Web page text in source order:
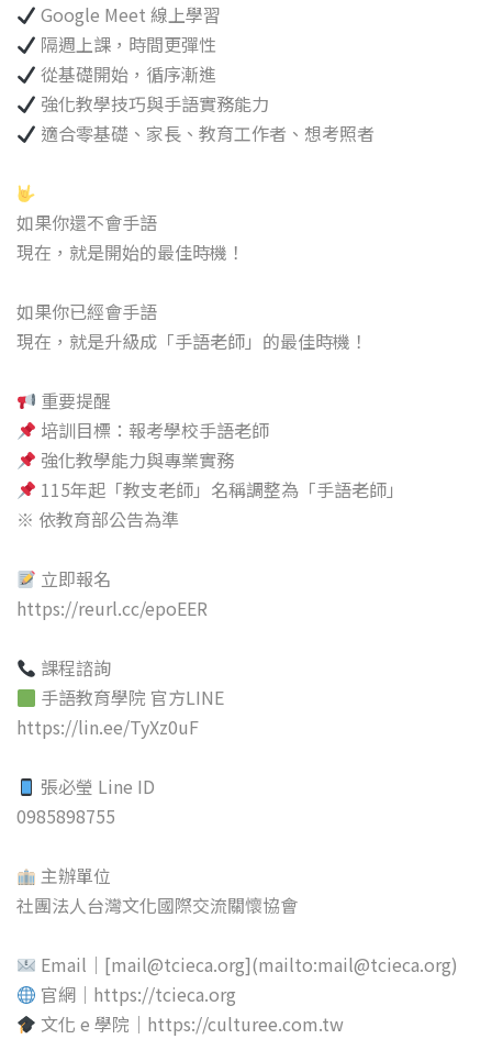
Google Meet 線上學習
隔週上課，時間更彈性
從基礎開始，循序漸進
強化教學技巧與手語實務能力
適合零基礎、家長、教育工作者、想考照者
如果你還不會手語
現在，就是開始的最佳時機！
如果你已經會手語
現在，就是升級成「手語老師」的最佳時機！
重要提醒
培訓目標：報考學校手語老師
強化教學能力與專業實務
115年起「教支老師」名稱調整為「手語老師」
※ 依教育部公告為準
立即報名
https://reurl.cc/epoEER
課程諮詢
手語教育學院 官方LINE
https://lin.ee/TyXz0uF
張必瑩 Line ID
0985898755
主辦單位
社團法人台灣文化國際交流關懷協會
Email｜[mail@tcieca.org](mailto:mail@tcieca.org)
官網｜https://tcieca.org
文化 e 學院｜https://culturee.com.tw